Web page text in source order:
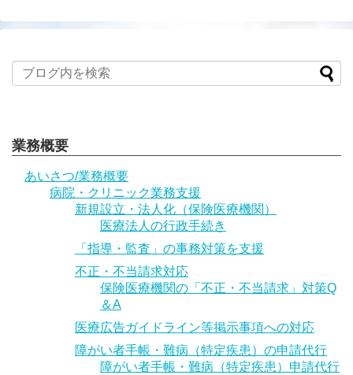
業務概要
あいさつ/業務概要
病院・クリニック業務支援
新規設立・法人化（保険医療機関）
医療法人の行政手続き
「指導・監査」の事務対策を支援
不正・不当請求対応
保険医療機関の「不正・不当請求」対策Q
＆A
医療広告ガイドライン等掲示事項への対応
障がい者手帳・難病（特定疾患）の申請代行
障がい者手帳・難病（特定疾患）申請代行
Ｑ&Ａ
アクセス/営業時間
お問合せ(メール)
自動車/自転車 交通事故被害者支援
交通事故後遺障害等認定申請書提出・自賠責請求の